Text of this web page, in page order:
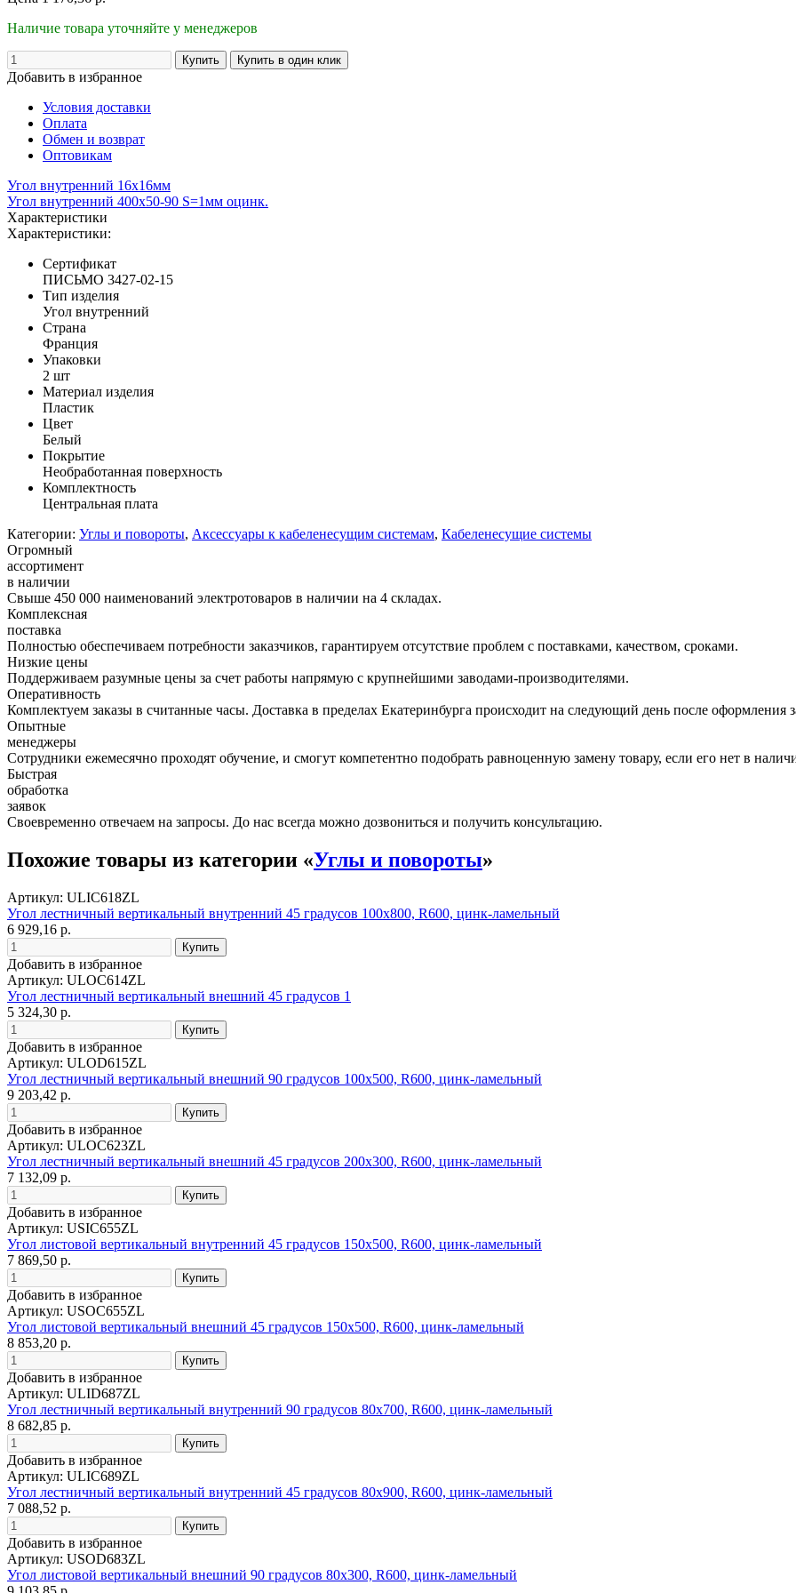
Наличие товара уточняйте у менеджеров
Добавить в избранное
Условия доставки
Оплата
Обмен и возврат
Оптовикам
Угол внутренний 16x16мм
Угол внутренний 400х50-90 S=1мм оцинк.
Характеристики
Характеристики:
Сертификат
ПИСЬМО 3427-02-15
Тип изделия
Угол внутренний
Страна
Франция
Упаковки
2 шт
Материал изделия
Пластик
Цвет
Белый
Покрытие
Необработанная поверхность
Комплектность
Центральная плата
Категории: Углы и повороты, Аксессуары к кабеленесущим системам, Кабеленесущие системы
Огромный
ассортимент
в наличии
Свыше 450 000 наименований электротоваров в наличии на 4 складах.
Комплексная
поставка
Полностью обеспечиваем потребности заказчиков, гарантируем отсутствие проблем с поставками, качеством, сроками.
Низкие цены
Поддерживаем разумные цены за счет работы напрямую с крупнейшими заводами-производителями.
Оперативность
Комплектуем заказы в считанные часы. Доставка в пределах Екатеринбурга происходит на следующий день после оформления
Опытные
менеджеры
Сотрудники ежемесячно проходят обучение, и смогут компетентно подобрать равноценную замену товару, если его нет в
Быстрая
обработка
заявок
Своевременно отвечаем на запросы. До нас всегда можно дозвониться и получить консультацию.
Похожие товары из категории «Углы и повороты»
Артикул: ULIC618ZL
Угол лестничный вертикальный внутренний 45 градусов 100х800, R600, цинк-ламельный
6 929,16 р.
Добавить в избранное
Артикул: ULOC614ZL
Угол лестничный вертикальный внешний 45 градусов 1
5 324,30 р.
Добавить в избранное
Артикул: ULOD615ZL
Угол лестничный вертикальный внешний 90 градусов 100х500, R600, цинк-ламельный
9 203,42 р.
Добавить в избранное
Артикул: ULOC623ZL
Угол лестничный вертикальный внешний 45 градусов 200х300, R600, цинк-ламельный
7 132,09 р.
Добавить в избранное
Артикул: USIC655ZL
Угол листовой вертикальный внутренний 45 градусов 150х500, R600, цинк-ламельный
7 869,50 р.
Добавить в избранное
Артикул: USOC655ZL
Угол листовой вертикальный внешний 45 градусов 150х500, R600, цинк-ламельный
8 853,20 р.
Добавить в избранное
Артикул: ULID687ZL
Угол лестничный вертикальный внутренний 90 градусов 80х700, R600, цинк-ламельный
8 682,85 р.
Добавить в избранное
Артикул: ULIC689ZL
Угол лестничный вертикальный внутренний 45 градусов 80х900, R600, цинк-ламельный
7 088,52 р.
Добавить в избранное
Артикул: USOD683ZL
Угол листовой вертикальный внешний 90 градусов 80х300, R600, цинк-ламельный